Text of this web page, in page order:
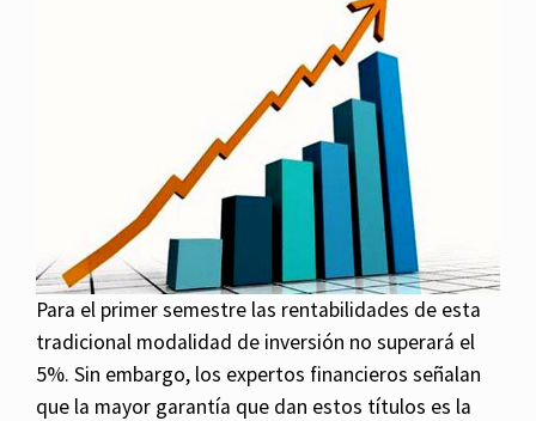
Para el primer semestre las rentabilidades de esta
tradicional modalidad de inversión no superará el
5%. Sin embargo, los expertos financieros señalan
que la mayor garantía que dan estos títulos es la